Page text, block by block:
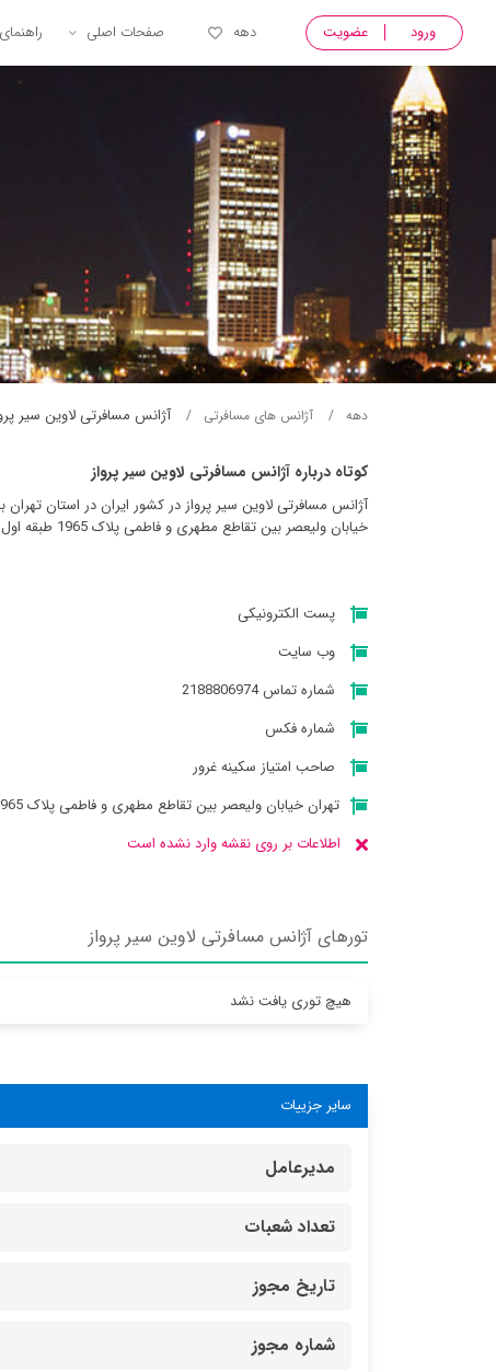
ورود عضویت دهه صفحات اصلی
دهه آژانس های مسافرتی آژانس مسافرتی لاوين سير
کوتاه درباره آژانس مسافرتی لاوين سير پرواز
آژانس مسافرتی لاوين سير پرواز در کشور ایران در استان
خیابان ولیعصر بین تقاطع مطهری و فاطمی پلاک 1965 طبقه اول واحد 3 میباشد
پست الکترونیکی
وب سایت
شماره تماس 2188806974
شماره فکس
صاحب امتیاز سکینه غرور
تهران خیابان ولیعصر بین تقاطع مطهری و فاطمی پلاک 1965 طبقه اول واحد 3
اطلاعات بر روی نقشه وارد نشده است
تورهای آژانس مسافرتی لاوين سير پرواز
هیچ توری یافت نشد
سایر جزییات
مدیرعامل
تعداد شعبات
تاریخ مجوز
شماره مجوز